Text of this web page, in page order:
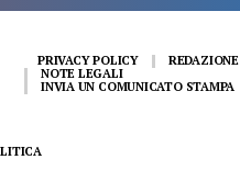
PRIVACY POLICY
REDAZIONE
NOTE LEGALI
INVIA UN COMUNICATO STAMPA